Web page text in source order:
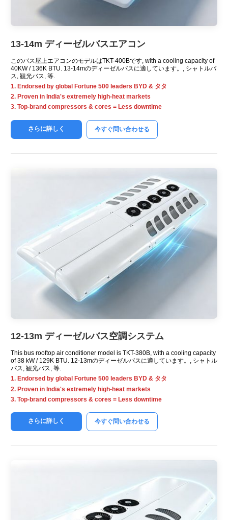
13-14m デ​​ィーゼルバスエアコン
このバス屋上エアコンのモデルはTKT-400Bです, with a cooling capacity of
40KW/ 136K BTU. 13-14mのディーゼルバスに適しています。, シャトルバ
ス, 観光バス, 等.
1. Endorsed by global Fortune 500 leaders BYD & タタ
2. Proven in India's extremely high-heat markets
3. Top-brand compressors & cores = Less downtime
さらに詳しく 今すぐ問い合わせる
12-13m デ​​ィーゼルバス空調システム
This bus rooftop air conditioner model is TKT-380B, with a cooling capacity
of38 kW / 129K BTU. 12-13mのディーゼルバスに適しています。, シャトル
バス, 観光バス, 等.
1. Endorsed by global Fortune 500 leaders BYD & タタ
2. Proven in India's extremely high-heat markets
3. Top-brand compressors & cores = Less downtime
さらに詳しく 今すぐ問い合わせる